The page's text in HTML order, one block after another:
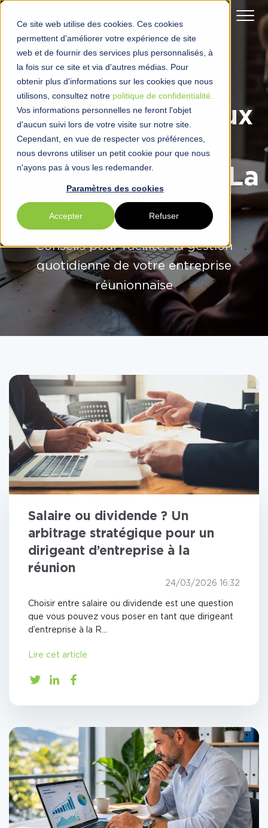
Ce site web utilise des cookies. Ces cookies
permettent d'améliorer votre expérience de site
web et de fournir des services plus personnalisés, à
la fois sur ce site et via d'autres médias. Pour
obtenir plus d'informations sur les cookies que nous
utilisons, consultez notre politique de confidentialité.
Vos informations personnelles ne feront l'objet
d'aucun suivi lors de votre visite sur notre site.
Cependant, en vue de respecter vos préférences,
nous devrons utiliser un petit cookie pour que nous
n'ayons pas à vous les redemander.
Paramètres des cookies
Accepter Refuser
Le Blog dédié aux
Dirigeants et
Entrepreneurs à La
Réunion
Conseils pour faciliter la gestion
quotidienne de votre entreprise
réunionnaise
Salaire ou dividende ? Un
arbitrage stratégique pour un
dirigeant d’entreprise à la
réunion
24/03/2026 16:32
Choisir entre salaire ou dividende est une question
que vous pouvez vous poser en tant que dirigeant
d’entreprise à la R...
Lire cet article